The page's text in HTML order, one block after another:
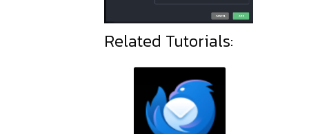
Related Tutorials: